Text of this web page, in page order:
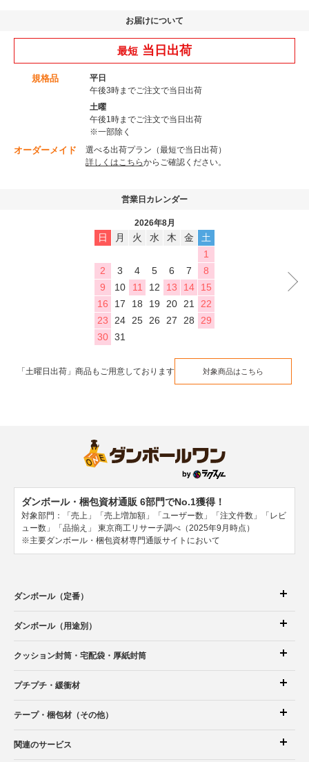
お届けについて
最短 当日出荷
規格品
平日
午後3時までご注文で当日出荷
土曜
午後1時までご注文で当日出荷
※一部除く
オーダーメイド
選べる出荷プラン（最短で当日出荷）
詳しくはこちらからご確認ください。
営業日カレンダー
2026年8月
日 月 火 水 木 金
土
1
2
3 4 5 6 7
8
9
10 11 12 13 14
15
16
17 18 19 20 21
22
23
24 25 26 27 28
29
30 31
「土曜日出荷」商品もご用意しております 対象商品はこちら
ダンボール・梱包資材通販 6部門でNo.1獲得！
対象部門：「売上」「売上増加額」「ユーザー数」「注文件数」「レビ
ュー数」「品揃え」
東京商工リサーチ調べ（2025年9月時点）
※主要ダンボール・梱包資材専門通販サイトにおいて
ダンボール（定番）
ダンボール（用途別）
クッション封筒 ・宅配袋 ・厚紙封筒
プチプチ・緩衝材
テープ・梱包材（その他）
関連のサービス